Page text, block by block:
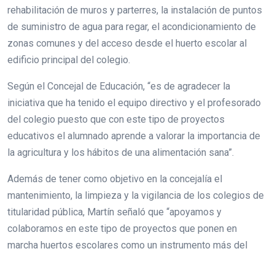
rehabilitación de muros y parterres, la instalación de puntos
de suministro de agua para regar, el acondicionamiento de
zonas comunes y del acceso desde el huerto escolar al
edificio principal del colegio.
Según el Concejal de Educación, “es de agradecer la
iniciativa que ha tenido el equipo directivo y el profesorado
del colegio puesto que con este tipo de proyectos
educativos el alumnado aprende a valorar la importancia de
la agricultura y los hábitos de una alimentación sana”.
Además de tener como objetivo en la concejalía el
mantenimiento, la limpieza y la vigilancia de los colegios de
titularidad pública, Martín señaló que “apoyamos y
colaboramos en este tipo de proyectos que ponen en
marcha huertos escolares como un instrumento más del